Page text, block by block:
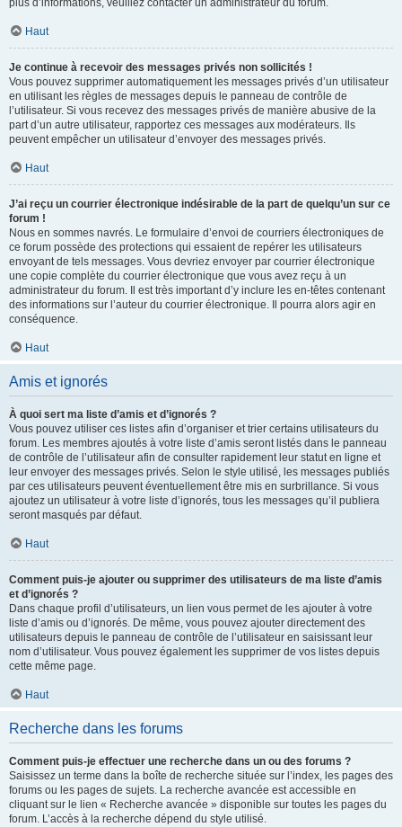
plus d’informations, veuillez contacter un administrateur du forum.
Haut
Je continue à recevoir des messages privés non sollicités !
Vous pouvez supprimer automatiquement les messages privés d’un utilisateur
en utilisant les règles de messages depuis le panneau de contrôle de
l’utilisateur. Si vous recevez des messages privés de manière abusive de la
part d’un autre utilisateur, rapportez ces messages aux modérateurs. Ils
peuvent empêcher un utilisateur d’envoyer des messages privés.
Haut
J’ai reçu un courrier électronique indésirable de la part de quelqu’un sur ce
forum !
Nous en sommes navrés. Le formulaire d’envoi de courriers électroniques de
ce forum possède des protections qui essaient de repérer les utilisateurs
envoyant de tels messages. Vous devriez envoyer par courrier électronique
une copie complète du courrier électronique que vous avez reçu à un
administrateur du forum. Il est très important d’y inclure les en-têtes contenant
des informations sur l’auteur du courrier électronique. Il pourra alors agir en
conséquence.
Haut
Amis et ignorés
À quoi sert ma liste d’amis et d’ignorés ?
Vous pouvez utiliser ces listes afin d’organiser et trier certains utilisateurs du
forum. Les membres ajoutés à votre liste d’amis seront listés dans le panneau
de contrôle de l’utilisateur afin de consulter rapidement leur statut en ligne et
leur envoyer des messages privés. Selon le style utilisé, les messages publiés
par ces utilisateurs peuvent éventuellement être mis en surbrillance. Si vous
ajoutez un utilisateur à votre liste d’ignorés, tous les messages qu’il publiera
seront masqués par défaut.
Haut
Comment puis-je ajouter ou supprimer des utilisateurs de ma liste d’amis
et d’ignorés ?
Dans chaque profil d’utilisateurs, un lien vous permet de les ajouter à votre
liste d’amis ou d’ignorés. De même, vous pouvez ajouter directement des
utilisateurs depuis le panneau de contrôle de l’utilisateur en saisissant leur
nom d’utilisateur. Vous pouvez également les supprimer de vos listes depuis
cette même page.
Haut
Recherche dans les forums
Comment puis-je effectuer une recherche dans un ou des forums ?
Saisissez un terme dans la boîte de recherche située sur l’index, les pages des
forums ou les pages de sujets. La recherche avancée est accessible en
cliquant sur le lien « Recherche avancée » disponible sur toutes les pages du
forum. L’accès à la recherche dépend du style utilisé.